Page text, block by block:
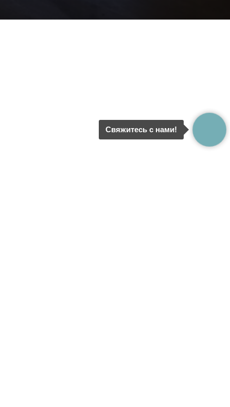
Свяжитесь с нами!